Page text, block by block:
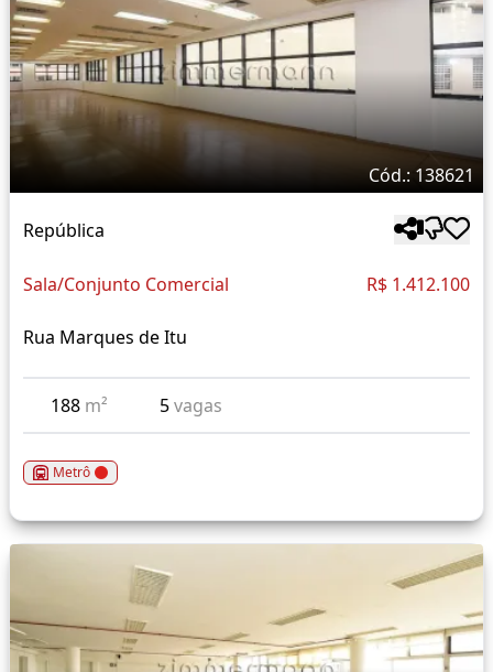
Cód.: 138621
República
Sala/Conjunto Comercial R$ 1.412.100
Rua Marques de Itu
188 m² 5vagas
Metrô